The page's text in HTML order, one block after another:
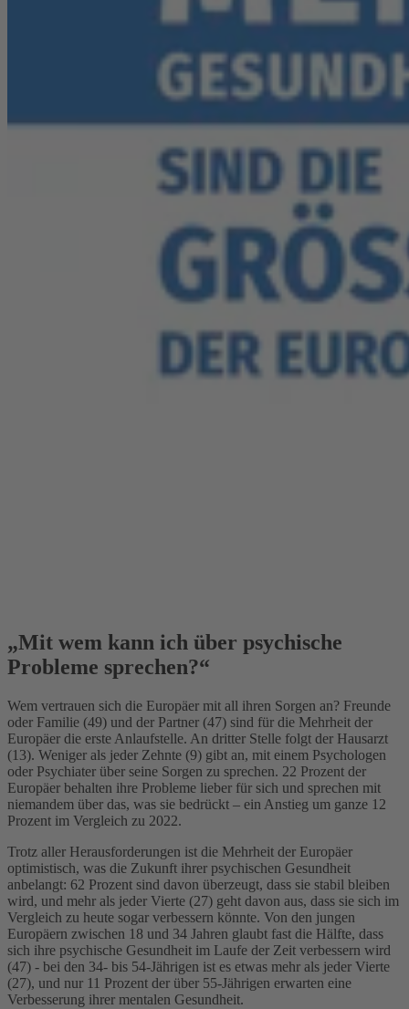
„Mit wem kann ich über psychische
Probleme sprechen?“
Wem vertrauen sich die Europäer mit all ihren Sorgen an? Freunde
oder Familie (49) und der Partner (47) sind für die Mehrheit der
Europäer die erste Anlaufstelle. An dritter Stelle folgt der Hausarzt
(13). Weniger als jeder Zehnte (9) gibt an, mit einem Psychologen
oder Psychiater über seine Sorgen zu sprechen. 22 Prozent der
Europäer behalten ihre Probleme lieber für sich und sprechen mit
niemandem über das, was sie bedrückt – ein Anstieg um ganze 12
Prozent im Vergleich zu 2022.
Trotz aller Herausforderungen ist die Mehrheit der Europäer
optimistisch, was die Zukunft ihrer psychischen Gesundheit
anbelangt: 62 Prozent sind davon überzeugt, dass sie stabil bleiben
wird, und mehr als jeder Vierte (27) geht davon aus, dass sie sich im
Vergleich zu heute sogar verbessern könnte. Von den jungen
Europäern zwischen 18 und 34 Jahren glaubt fast die Hälfte, dass
sich ihre psychische Gesundheit im Laufe der Zeit verbessern wird
(47) - bei den 34- bis 54-Jährigen ist es etwas mehr als jeder Vierte
(27), und nur 11 Prozent der über 55-Jährigen erwarten eine
Verbesserung ihrer mentalen Gesundheit.